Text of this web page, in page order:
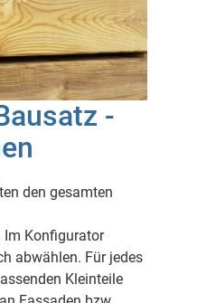
-
den gesamten
Im Konfigurator
abwählen. Für jedes
Kleinteile